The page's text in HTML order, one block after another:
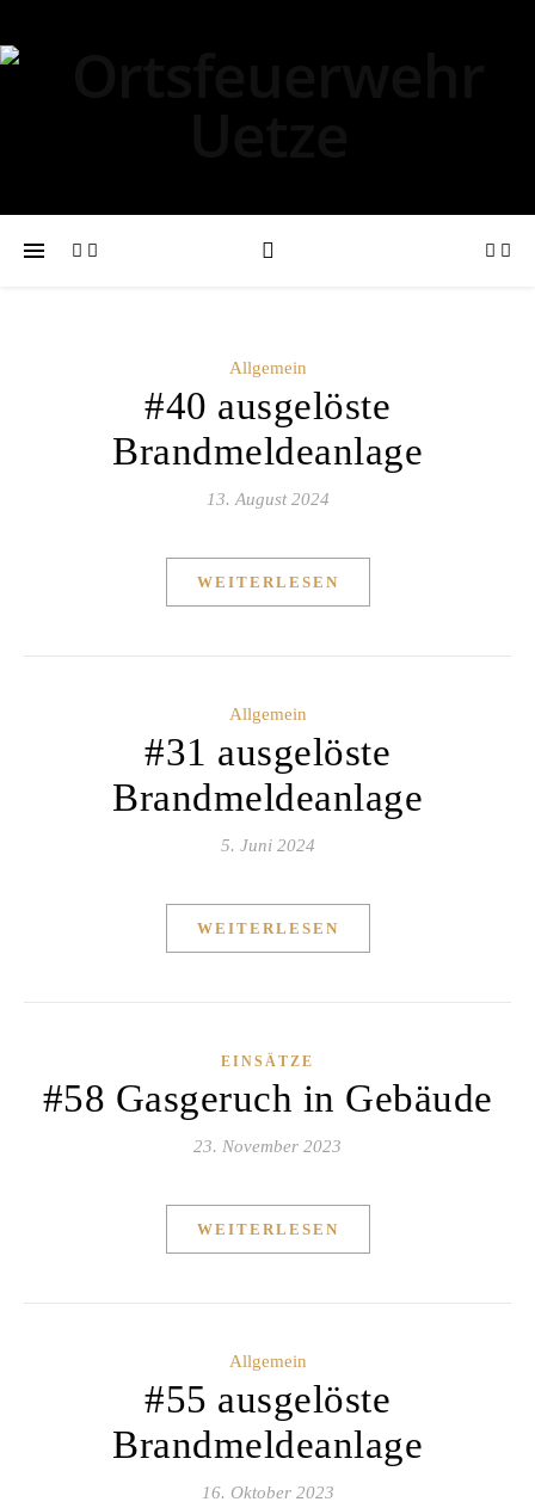
Allgemein
#40 ausgelöste
Brandmeldeanlage
13. August 2024
WEITERLESEN
Allgemein
#31 ausgelöste
Brandmeldeanlage
5. Juni 2024
WEITERLESEN
EINSÄTZE
#58 Gasgeruch in Gebäude
23. November 2023
WEITERLESEN
Allgemein
#55 ausgelöste
Brandmeldeanlage
16. Oktober 2023